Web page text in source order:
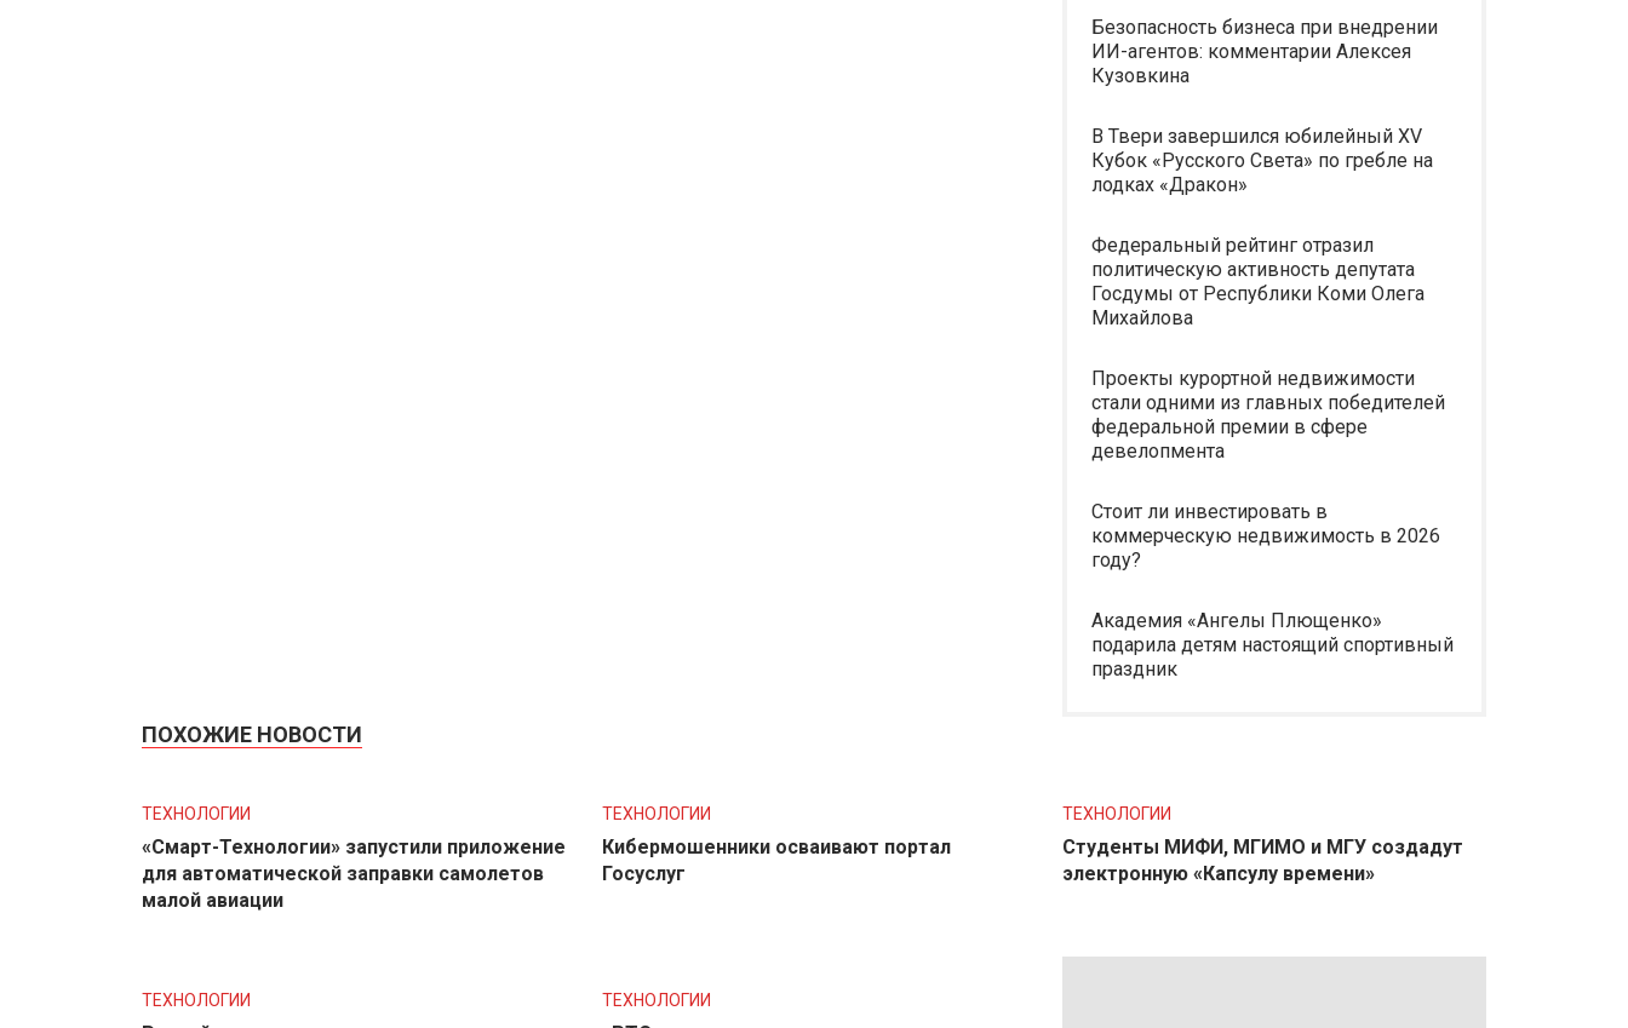
Безопасность бизнеса при внедрении
ИИ-агентов: комментарии Алексея
Кузовкина
В Твери завершился юбилейный XV
Кубок «Русского Света» по гребле на
лодках «Дракон»
Федеральный рейтинг отразил
политическую активность депутата
Госдумы от Республики Коми Олега
Михайлова
Проекты курортной недвижимости
стали одними из главных победителей
федеральной премии в сфере
девелопмента
Стоит ли инвестировать в
коммерческую недвижимость в 2026
году?
Академия «Ангелы Плющенко»
подарила детям настоящий спортивный
праздник
ПОХОЖИЕ НОВОСТИ
ТЕХНОЛОГИИ
«Смарт-Технологии» запустили приложение
для автоматической заправки самолетов
малой авиации
ТЕХНОЛОГИИ
Кибермошенники осваивают портал
Госуслуг
ТЕХНОЛОГИИ
Студенты МИФИ, МГИМО и МГУ создадут
электронную «Капсулу времени»
ТЕХНОЛОГИИ ТЕХНОЛОГИИ